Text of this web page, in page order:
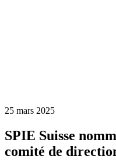
25 mars 2025
SPIE Suisse
comité de